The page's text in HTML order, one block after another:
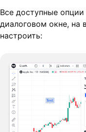
Все доступные опции
диалоговом окне, на
настроить: